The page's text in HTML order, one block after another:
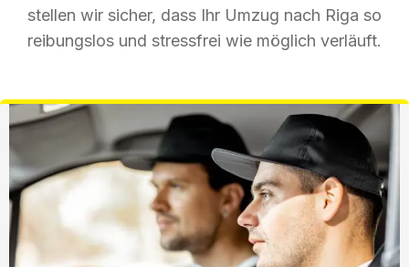
stellen wir sicher, dass Ihr Umzug nach Riga so
reibungslos und stressfrei wie möglich verläuft.